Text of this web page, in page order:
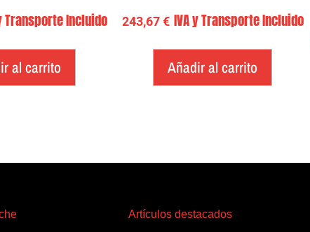
Transporte Incluido
al carrito
243,67€ IVA y Transporte Incluido
Añadir al carrito
Artículos destacados